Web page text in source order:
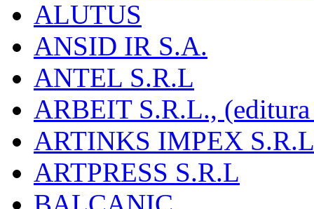
ALUTUS
ANSID IR S.A.
ANTEL S.R.L
ARBEIT S.R.L.,
ARTINKS IMPEX
ARTPRESS S.R.L